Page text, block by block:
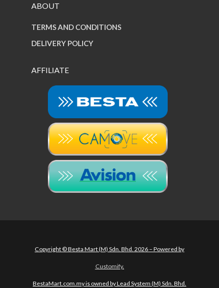
ABOUT
TERMS AND CONDITIONS
DELIVERY POLICY
AFFILIATE
Copyright © Besta Mart (M) Sdn. Bhd. 2026 – Powered by
Customify.
BestaMart.com.my is owned by Lead System (M) Sdn. Bhd.